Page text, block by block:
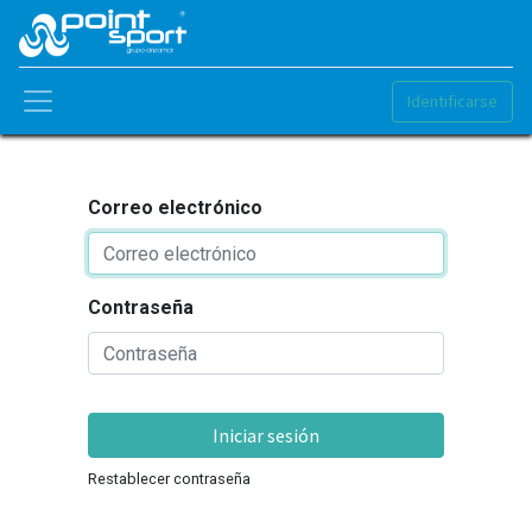
Identificarse
Correo electrónico
Contraseña
Iniciar sesión
Restablecer contraseña